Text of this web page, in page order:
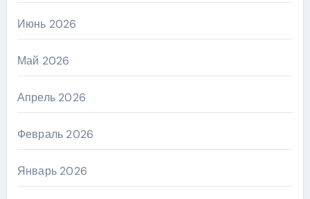
Июнь 2026
Май 2026
Апрель 2026
Февраль 2026
Январь 2026